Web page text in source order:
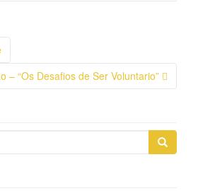
– “Os Desafios de Ser Voluntario”